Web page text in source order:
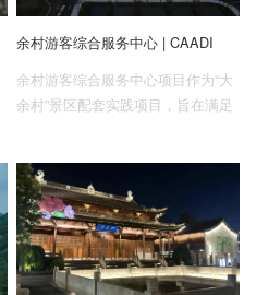
余村游客综合服务中心 | CAADI
余村游客综合服务中心项目作为“大
余村”景区配套实践项目，旨在满足
口”。